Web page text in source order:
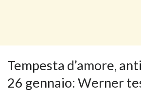
Tempesta d’amore,
26 gennaio: Werner